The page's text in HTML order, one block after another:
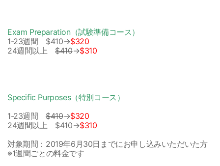
Exam Preparation（試験準備コース）
1-23週間$410→$320
24週間以上$410→$310
Specific Purposes（特別コース）
1-23週間$410→$320
24週間以上$410→$310
対象期間：2019年6月30日までにお申し込みいただいた方
※1週間ごとの料金です